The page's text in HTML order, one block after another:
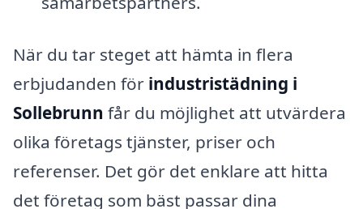
När du tar steget att hämta in flera
erbjudanden för industristädning i
Sollebrunn får du möjlighet att utvärdera
olika företags tjänster, priser och
referenser. Det gör det enklare att hitta
det företag som bäst passar dina